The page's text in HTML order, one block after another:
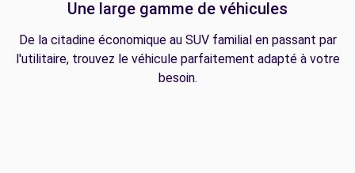
Une large gamme de véhicules
De la citadine économique au SUV familial en passant par
l'utilitaire, trouvez le véhicule parfaitement adapté à votre
besoin.